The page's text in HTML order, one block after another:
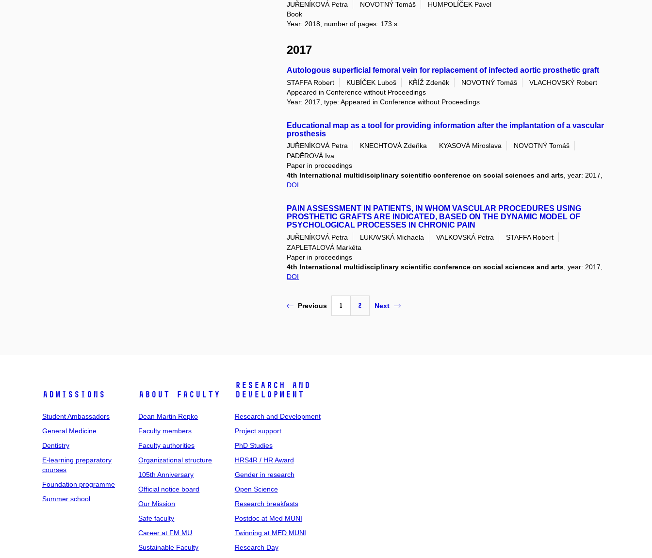
JUŘENÍKOVÁ Petra NOVOTNÝ Tomáš
HUMPOLÍČEK Pavel
Book
Year: 2018, number of pages: 173 s.
2017
Autologous superficial femoral vein for replacement of infected aortic prosthetic graft
STAFFA Robert KUBÍČEK Luboš KŘÍŽ Zdeněk NOVOTNÝ Tomáš
VLACHOVSKÝ Robert
Appeared in Conference without Proceedings
Year: 2017, type: Appeared in Conference without Proceedings
Educational map as a tool for providing information after the implantation of a vascular
prosthesis
JUŘENÍKOVÁ Petra KNECHTOVÁ Zdeňka KYASOVÁ Miroslava
NOVOTNÝ Tomáš
PADĚROVÁ Iva
Paper in proceedings
4th International multidisciplinary scientific conference on social sciences and arts, year: 2017,
DOI
PAIN ASSESSMENT IN PATIENTS, IN WHOM VASCULAR PROCEDURES USING
PROSTHETIC GRAFTS ARE INDICATED, BASED ON THE DYNAMIC MODEL OF
PSYCHOLOGICAL PROCESSES IN CHRONIC PAIN
JUŘENÍKOVÁ Petra LUKAVSKÁ Michaela VALKOVSKÁ Petra
STAFFA Robert
ZAPLETALOVÁ Markéta
Paper in proceedings
4th International multidisciplinary scientific conference on social sciences and arts , year: 2017,
DOI
Previous 1 2 Next
Admissions
Student Ambassadors
General Medicine
Dentistry
E-learning preparatory
courses
Foundation programme
Summer school
About faculty
Dean Martin Repko
Faculty members
Faculty authorities
Organizational structure
105th Anniversary
Official notice board
Our Mission
Safe faculty
Career at FM MU
Sustainable Faculty
Research and
Development
Research and Development
Project support
PhD Studies
HRS4R / HR Award
Gender in research
Open Science
Research breakfasts
Postdoc at Med MUNI
Twinning at MED MUNI
Research Day